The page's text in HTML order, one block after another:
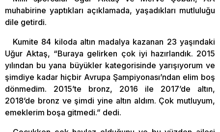
muhabirine yaptıkları açıklamada, yaşadıkları mutluluğu
dile getirdi.
Kumite 84 kiloda altın madalya kazanan 23 yaşındaki
Uğur Aktaş, “Buraya gelirken çok iyi hazırlandık. 2015
yılından bu yana büyükler kategorisinde yarışıyorum ve
şimdiye kadar hiçbir Avrupa Şampiyonası’ndan elim boş
dönmedim. 2015’te bronz, 2016 ile 2017’de altın,
2018’de bronz ve şimdi yine altın aldım. Çok mutluyum,
emeklerim boşa gitmedi.” dedi.